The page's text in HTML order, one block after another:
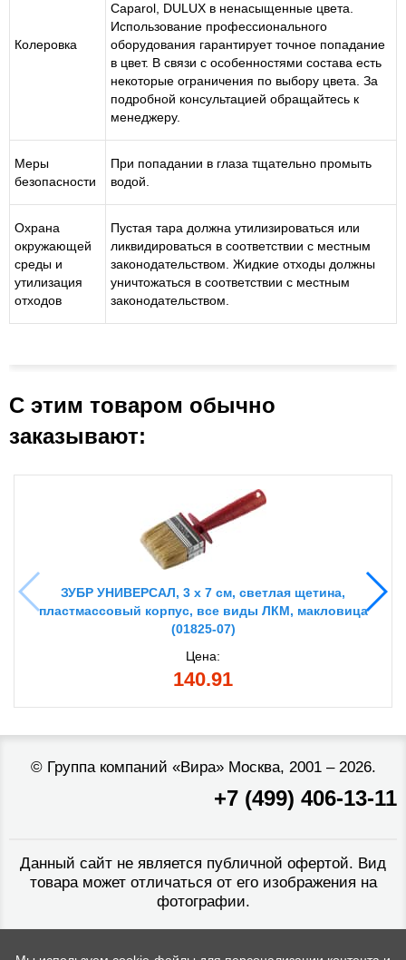
Колеровка
Caparol, DULUX в ненасыщенные цвета.
Использование профессионального
оборудования гарантирует точное попадание
в цвет. В связи с особенностями состава есть
некоторые ограничения по выбору цвета. За
подробной консультацией обращайтесь к
менеджеру.
Меры
безопасности
При попадании в глаза тщательно промыть
водой.
Охрана
окружающей
среды и
утилизация
отходов
Пустая тара должна утилизироваться или
ликвидироваться в соответствии с местным
законодательством. Жидкие отходы должны
уничтожаться в соответствии с местным
законодательством.
С этим товаром обычно
заказывают:
ЗУБР УНИВЕРСАЛ, 3 х 7 см, светлая щетина,
пластмассовый корпус, все виды ЛКМ, макловица
(01825-07)
Цена:
140.91
© Группа компаний «Вира»Москва, 2001 – 2026.
+7 (499) 406-13-11
Данный сайт не является публичной офертой. Вид
товара может отличаться от его изображения на
фотографии.